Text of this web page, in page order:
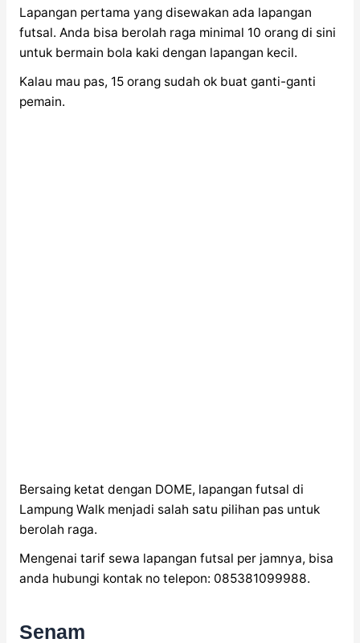
Lapangan pertama yang disewakan ada lapangan
futsal. Anda bisa berolah raga minimal 10 orang di sini
untuk bermain bola kaki dengan lapangan kecil.
Kalau mau pas, 15 orang sudah ok buat ganti-ganti
pemain.
Bersaing ketat dengan DOME, lapangan futsal di
Lampung Walk menjadi salah satu pilihan pas untuk
berolah raga.
Mengenai tarif sewa lapangan futsal per jamnya, bisa
anda hubungi kontak no telepon: 085381099988.
Senam